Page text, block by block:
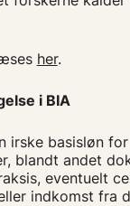
her.
i BIA
irske basisløn
blandt andet
eventuelt
indkomst fra